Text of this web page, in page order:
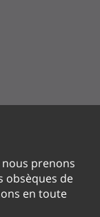
nous prenons
obsèques de
en toute